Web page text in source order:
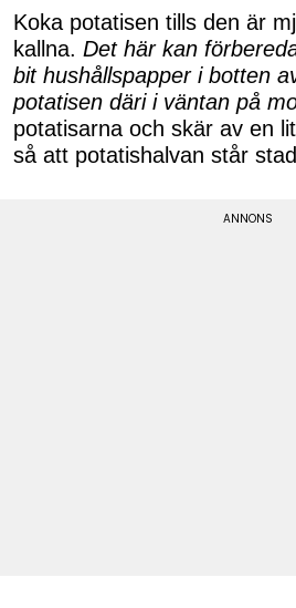
Koka potatisen tills den är
kallna. Det här kan
bit hushållspapper i botten
potatisen däri i väntan på
potatisarna och skär av en
så att potatishalvan står